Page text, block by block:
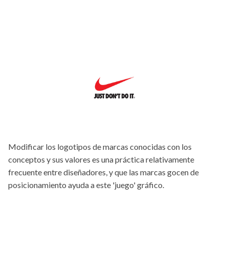
Modificar los logotipos de marcas conocidas con los
conceptos y sus valores es una práctica relativamente
frecuente entre diseñadores, y que las marcas gocen de
posicionamiento ayuda a este 'juego' gráfico.